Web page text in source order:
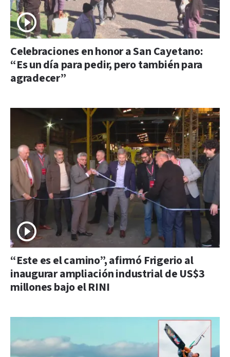
Celebraciones en honor a San Cayetano:
“Es un día para pedir, pero también para
agradecer”
“Este es el camino”, afirmó Frigerio al
inaugurar ampliación industrial de US$3
millones bajo el RINI